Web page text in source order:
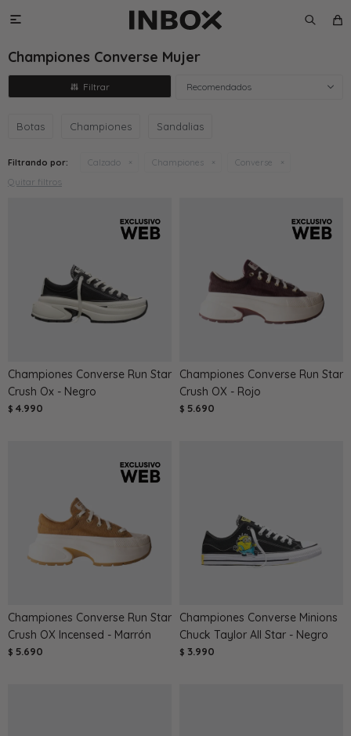

Championes Converse Mujer
Recomendados
Botas Championes Sandalias
Filtrando por: Calzado Championes Converse
Quitar filtros
Championes Converse Run Star
Crush Ox - Negro
$ 4.990
Championes Converse Run Star
Crush OX - Rojo
$ 5.690
Championes Converse Run Star
Crush OX Incensed - Marrón
$ 5.690
Championes Converse Minions
Chuck Taylor All Star - Negro
$ 3.990